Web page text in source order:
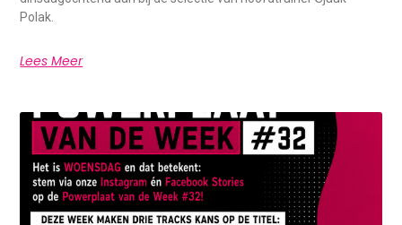
Polak.
Lees Meer